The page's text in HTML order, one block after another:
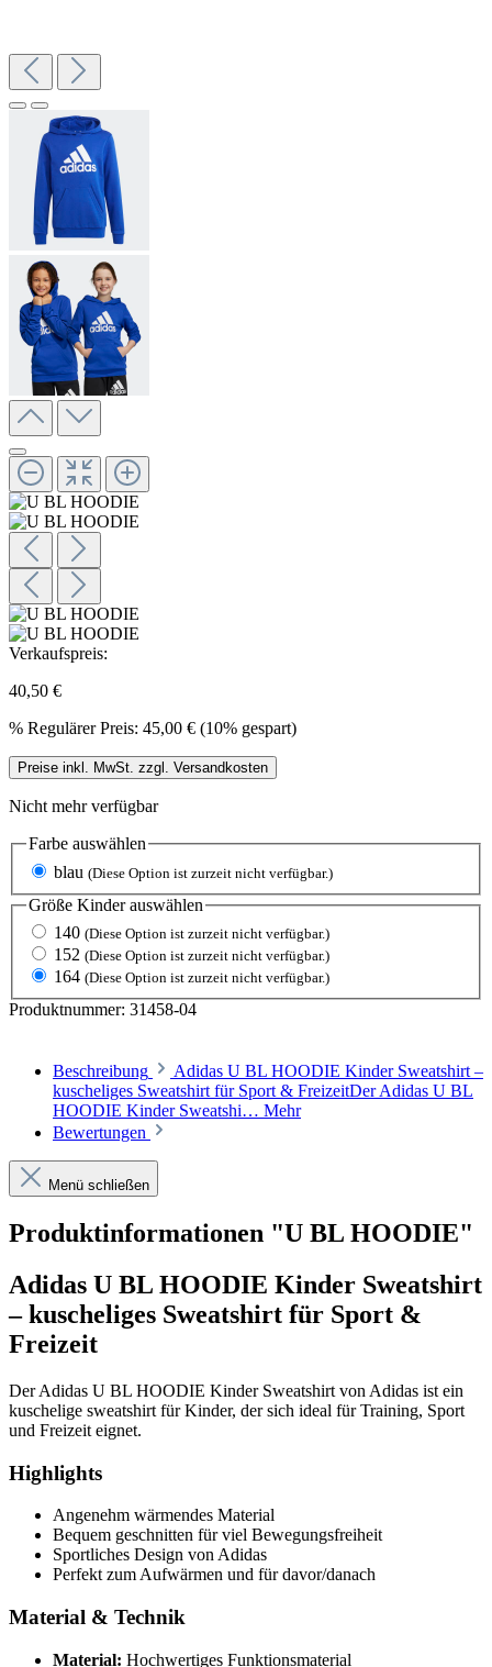
Verkaufspreis:
40,50 €
% Regulärer Preis: 45,00 € (10% gespart)
Preise inkl. MwSt. zzgl. Versandkosten
Nicht mehr verfügbar
Farbe auswählen
blau (Diese Option ist zurzeit nicht verfügbar.)
Größe Kinderauswählen
140 (Diese Option ist zurzeit nicht verfügbar.)
152 (Diese Option ist zurzeit nicht verfügbar.)
164 (Diese Option ist zurzeit nicht verfügbar.)
Produktnummer: 31458-04
Beschreibung
Adidas U BL HOODIE Kinder Sweatshirt –
kuscheliges Sweatshirt für Sport & FreizeitDer Adidas U BL
HOODIE Kinder Sweatshi… Mehr
Bewertungen
Menü schließen
Produktinformationen "U BL HOODIE"
Adidas U BL HOODIE Kinder Sweatshirt
– kuscheliges Sweatshirt für Sport &
Freizeit
Der Adidas U BL HOODIE Kinder Sweatshirt von Adidas ist ein
kuschelige sweatshirt für Kinder, der sich ideal für Training, Sport
und Freizeit eignet.
Highlights
Angenehm wärmendes Material
Bequem geschnitten für viel Bewegungsfreiheit
Sportliches Design von Adidas
Perfekt zum Aufwärmen und für davor/danach
Material & Technik
Material: Hochwertiges Funktionsmaterial